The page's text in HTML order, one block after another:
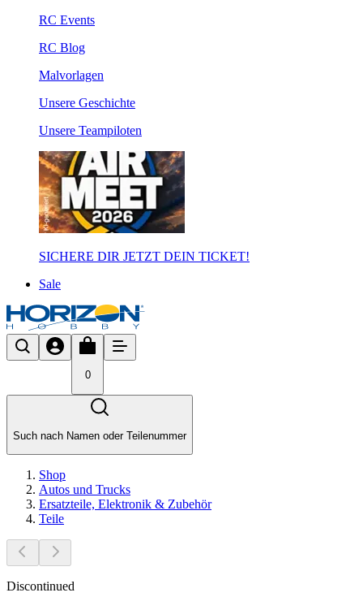
RC Events
RC Blog
Malvorlagen
Unsere Geschichte
Unsere Teampiloten
SICHERE DIR JETZT DEIN TICKET!
Sale
0
Such nach Namen oder Teilenummer
Shop
Autos und Trucks
Ersatzteile, Elektronik & Zubehör
Teile
Discontinued